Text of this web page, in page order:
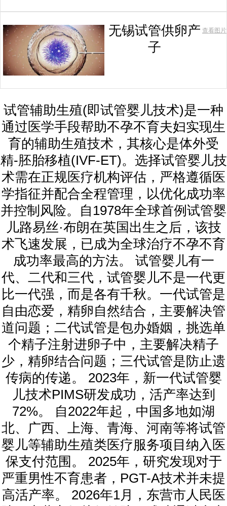
无锡试管供卵产
子
查看图片
试管辅助生殖(即试管婴儿技术)是一种
通过医学手段帮助不孕不育夫妇实现生
育的辅助生殖技术，其核心是体外受
精-胚胎移植(IVF-ET)。选择试管婴儿技
术需在正规医疗机构评估，严格遵循医
学指征并配合全程管理，以优化成功率
并控制风险。自1978年全球首例试管婴
儿路易丝·布朗在英国出生之后，该技
术飞速发展，已成为全球治疗不孕不育
成功率最高的方法。 试管婴儿有一
代、二代和三代，试管婴儿不是一代更
比一代强，而是各有千秋。一代试管是
自由恋爱，精卵自然结合，主要解决管
道问题；二代试管是包办婚姻，挑选单
个精子注射进卵子中，主要解决精子
少，精卵结合问题；三代试管是防止遗
传病的传递。 2023年，新一代试管婴
儿技术PIMS研发成功，活产率达到
72%。 自2022年起，中国多地如湖
北、广西、上海、青海、河南等将试管
婴儿等辅助生殖类医疗服务项目纳入医
保支付范围。 2025年，研究发现对于
严重男性不育患者，PGT-A技术并未提
高活产率。 2026年1月，东营市人民医